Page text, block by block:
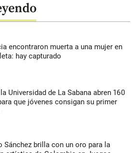
encontraron muerta a una mujer en
hay capturado
Universidad de La Sabana abren 160
que jóvenes consigan su primer
Sánchez brilla con un oro para la